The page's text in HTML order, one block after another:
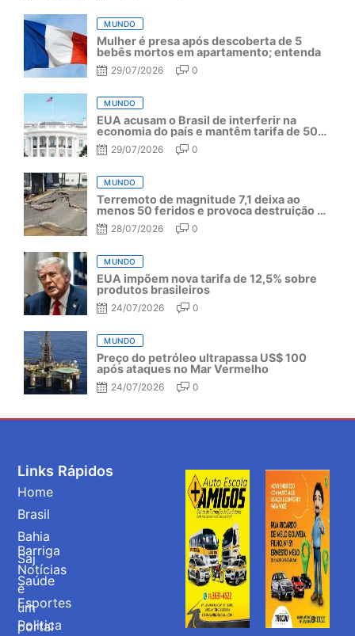
MUNDO
Mulher é presa após descoberta de 5
bebês mortos em apartamento; entenda
29/07/2026 0
MUNDO
EUA acusam o Brasil de interferir na
economia do país e mantêm tarifa de 50%
por mais um ano
29/07/2026 0
MUNDO
Terremoto de magnitude 7,1 deixa ao
menos 50 feridos e provoca destruição no
Japão
28/07/2026 0
MUNDO
EUA impõem nova tarifa de 12,5% sobre
produtos brasileiros
24/07/2026 0
MUNDO
Preço do petróleo ultrapassa US$ 100
após ataques no Mar Vermelho
24/07/2026 0
Barriga
Notícias
é
um
portal
Links Rápidos
Home
Brasil
Bahia
Saj
Saúde
Esportes
Politica